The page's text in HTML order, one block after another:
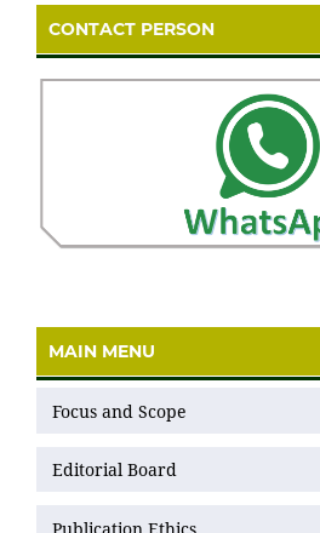
CONTACT PERSON
MAIN MENU
Focus and Scope
Editorial Board
Publication Ethics